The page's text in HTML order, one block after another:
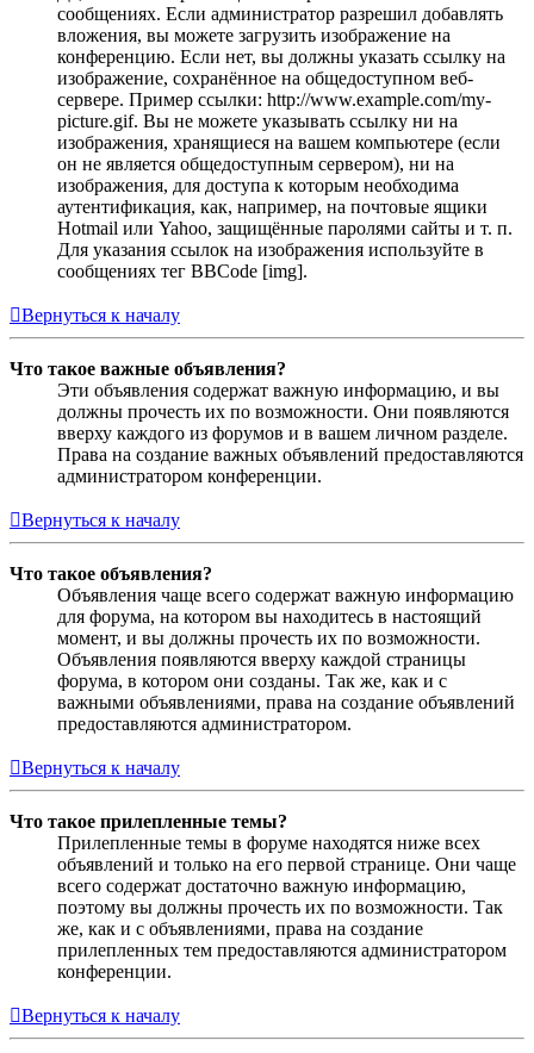
сообщениях. Если администратор разрешил добавлять
вложения, вы можете загрузить изображение на
конференцию. Если нет, вы должны указать ссылку на
изображение, сохранённое на общедоступном веб-
сервере. Пример ссылки: http://www.example.com/my-
picture.gif. Вы не можете указывать ссылку ни на
изображения, хранящиеся на вашем компьютере (если
он не является общедоступным сервером), ни на
изображения, для доступа к которым необходима
аутентификация, как, например, на почтовые ящики
Hotmail или Yahoo, защищённые паролями сайты и т. п.
Для указания ссылок на изображения используйте в
сообщениях тег BBCode [img].
Вернуться к началу
Что такое важные объявления?
Эти объявления содержат важную информацию, и вы
должны прочесть их по возможности. Они появляются
вверху каждого из форумов и в вашем личном разделе.
Права на создание важных объявлений предоставляются
администратором конференции.
Вернуться к началу
Что такое объявления?
Объявления чаще всего содержат важную информацию
для форума, на котором вы находитесь в настоящий
момент, и вы должны прочесть их по возможности.
Объявления появляются вверху каждой страницы
форума, в котором они созданы. Так же, как и с
важными объявлениями, права на создание объявлений
предоставляются администратором.
Вернуться к началу
Что такое прилепленные темы?
Прилепленные темы в форуме находятся ниже всех
объявлений и только на его первой странице. Они чаще
всего содержат достаточно важную информацию,
поэтому вы должны прочесть их по возможности. Так
же, как и с объявлениями, права на создание
прилепленных тем предоставляются администратором
конференции.
Вернуться к началу